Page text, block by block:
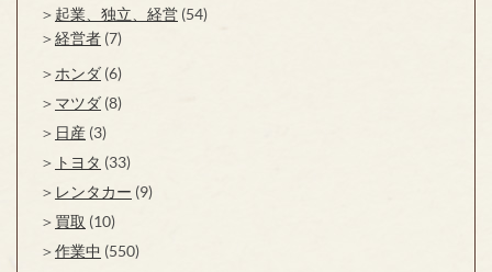
起業、独立、経営 (54)
経営者 (7)
ホンダ (6)
マツダ (8)
日産 (3)
トヨタ (33)
レンタカー (9)
買取 (10)
作業中 (550)